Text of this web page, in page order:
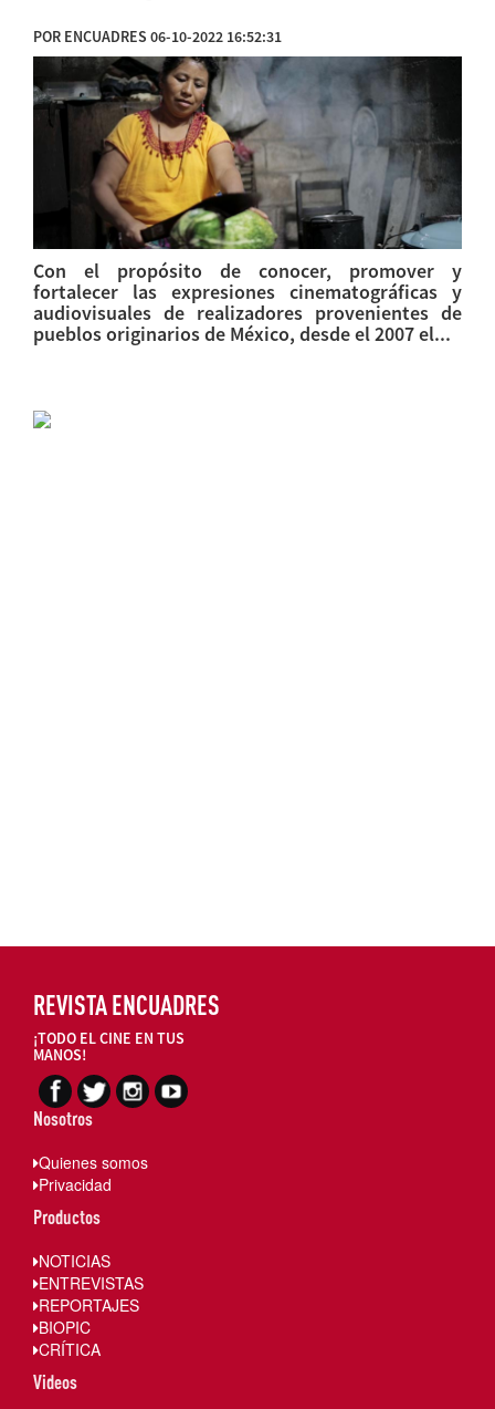
POR ENCUADRES 06-10-2022 16:52:31
Con el propósito de conocer, promover y
fortalecer las expresiones cinematográficas y
audiovisuales de realizadores provenientes de
pueblos originarios de México, desde el 2007 el...
REVISTA ENCUADRES
¡TODO EL CINE EN TUS
MANOS!
Nosotros
Quienes somos
Privacidad
Productos
NOTICIAS
ENTREVISTAS
REPORTAJES
BIOPIC
CRÍTICA
Videos